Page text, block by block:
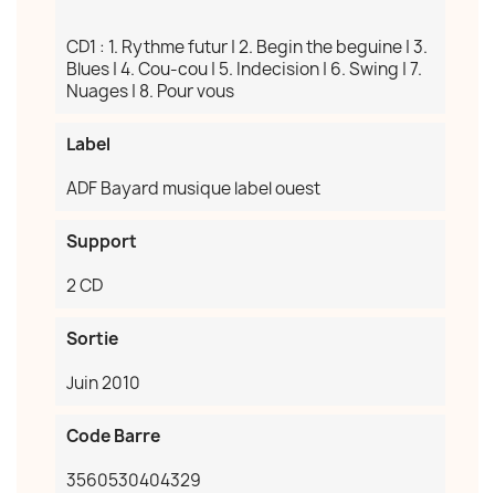
CD1 : 1. Rythme futur | 2. Begin the beguine | 3.
Blues | 4. Cou-cou | 5. Indecision | 6. Swing | 7.
Nuages | 8. Pour vous
Label
ADF Bayard musique label ouest
Support
2 CD
Sortie
Juin 2010
Code Barre
3560530404329